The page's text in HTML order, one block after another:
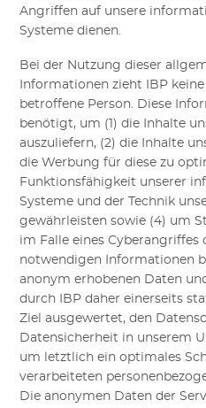
Angriffen auf unsere
Systeme dienen.
Bei der Nutzung dieser
Informationen zieht
IBP
betroffene Person. Diese
benötigt, um (1) die Inhalte
auszuliefern, (2) die Inhalte
die Werbung für diese zu
Funktionsfähigkeit unserer
Systeme und der Technik
gewährleisten sowie (4) um
im Falle eines
notwendigen Informationen
anonym erhobenen Daten
durch
IBP daher einerseits
Ziel ausgewertet, den
Datensicherheit in unserem
um letztlich ein optimales
verarbeiteten
Die anonymen Daten der